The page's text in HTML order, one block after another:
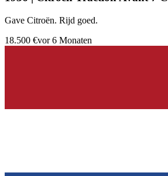
Gave Citroën. Rijd goed.
18.500 €vor 6 Monaten